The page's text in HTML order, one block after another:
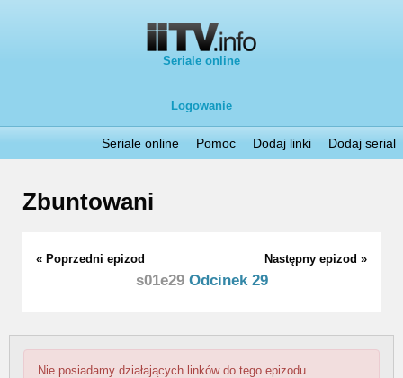
Seriale online
Logowanie
Seriale online Pomoc Dodaj linki Dodaj serial
Zbuntowani
« Poprzedni epizod Następny epizod »
s01e29Odcinek 29
Nie posiadamy działających linków do tego epizodu.